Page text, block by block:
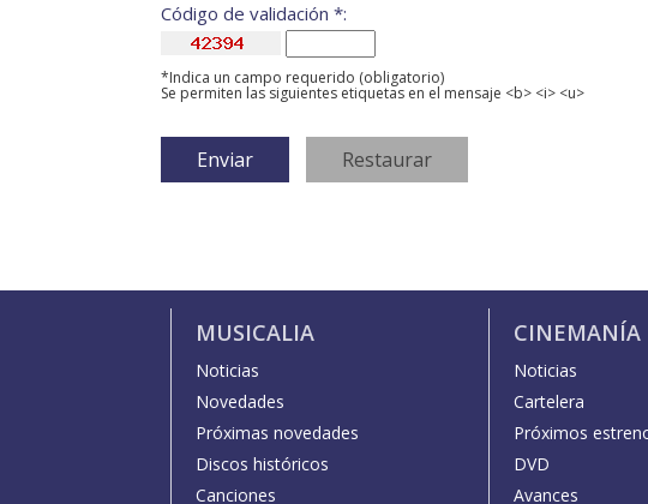
Código de validación *:
*Indica un campo requerido (obligatorio)
Se permiten las siguientes etiquetas en el mensaje <b> <i> <u>
MUSICALIA
Noticias
Novedades
Próximas novedades
Discos históricos
Canciones
CINEMANÍA
Noticias
Cartelera
Próximos
DVD
Avances